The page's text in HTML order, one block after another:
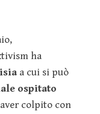
ha
a cui si può
ospitato
colpito con